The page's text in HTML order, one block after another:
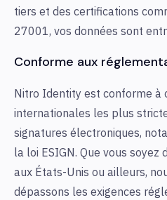
tiers et des certifications
27001, vos données sont
Conforme aux
Nitro Identity est conforme à
internationales les plus
signatures électroniques,
la loi ESIGN. Que vous soyez
aux États-Unis ou ailleurs,
dépassons les exigences